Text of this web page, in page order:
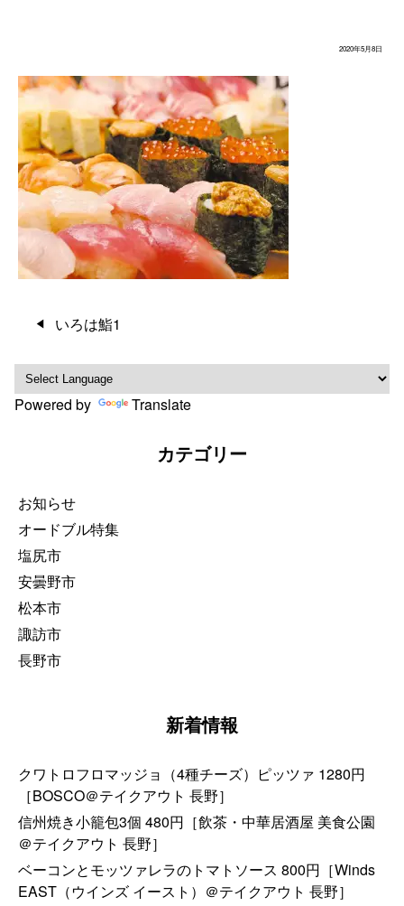
2020年5月8日
ナ
ビ
ゲ
ン
いろは鮨1
Powered by Translate
カテゴリー
お知らせ
オードブル特集
塩尻市
安曇野市
松本市
諏訪市
長野市
新着情報
クワトロフロマッジョ（4種チーズ）ピッツァ 1280円
［BOSCO＠テイクアウト 長野］
信州焼き小籠包3個 480円［飲茶・中華居酒屋 美食公園
＠テイクアウト 長野］
ベーコンとモッツァレラのトマトソース 800円［Winds
EAST（ウインズ イースト）＠テイクアウト 長野］